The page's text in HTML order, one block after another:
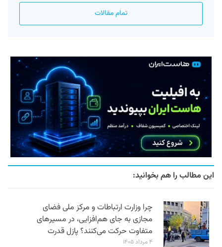
تمام مقالات
این مطالب را هم بخوانید:
چرا وزارت ارتباطات و مرکز ملی فضای
مجازی به جای هم‌افزایی، در مسیرهای
متفاوت حرکت می‌کنند؟ پازل قدرت
۴ مرداد ۱۴۰۵